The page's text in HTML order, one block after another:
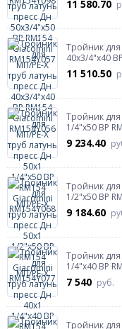
11 580.70
Тройник для
40х3/4"х40
11 510.50
Тройник для
1/4"х50 ВР
9 234.40
Тройник для
1/2"х50 ВР
9 184.60
Тройник для
1/4"х40 ВР
7 540 руб.
Тройник для